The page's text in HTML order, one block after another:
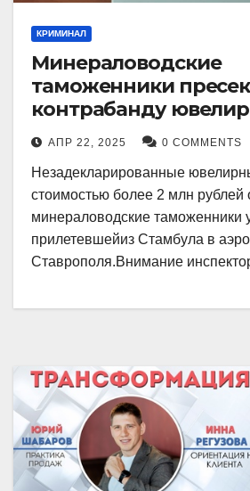
КРИМИНАЛ
Минераловодские
таможенники
контрабанду
изделий на 2 млн
АПР 22, 2025 0 COMMENTS
Незадекларированные
стоимостью более 2 млн рублей
минераловодские таможенники
прилетевшейиз Стамбула в
Ставрополя.Внимание